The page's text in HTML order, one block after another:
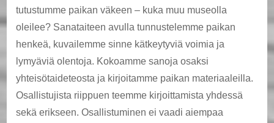
tutustumme paikan väkeen – kuka muu museolla
oleilee? Sanataiteen avulla tunnustelemme paikan
henkeä, kuvailemme sinne kätkeytyviä voimia ja
lymyäviä olentoja. Kokoamme sanoja osaksi
yhteisötaideteosta ja kirjoitamme paikan materiaaleilla.
Osallistujista riippuen teemme kirjoittamista yhdessä
sekä erikseen. Osallistuminen ei vaadi aiempaa